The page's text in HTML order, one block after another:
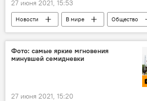
27 июня 2021, 15:53
Новости В мире Общество
Фото: самые яркие мгновения
минувшей семидневки
27 июня 2021, 15:20